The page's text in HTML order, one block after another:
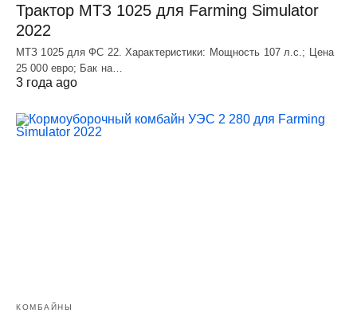
Трактор МТЗ 1025 для Farming Simulator
2022
МТЗ 1025 для ФС 22. Характеристики: Мощность 107 л.c.; Цена
25 000 евро; Бак на…
3 года ago
КОМБАЙНЫ